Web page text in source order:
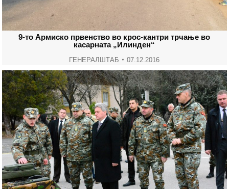
9-то Армиско првенство во крос-кантри трчање во
касарната „Илинден“
ГЕНЕРАЛШТАБ 07.12.2016